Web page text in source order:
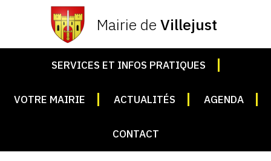
Mairie de Villejust
SERVICES ET INFOS PRATIQUES
VOTRE MAIRIE ACTUALITÉS AGENDA
CONTACT